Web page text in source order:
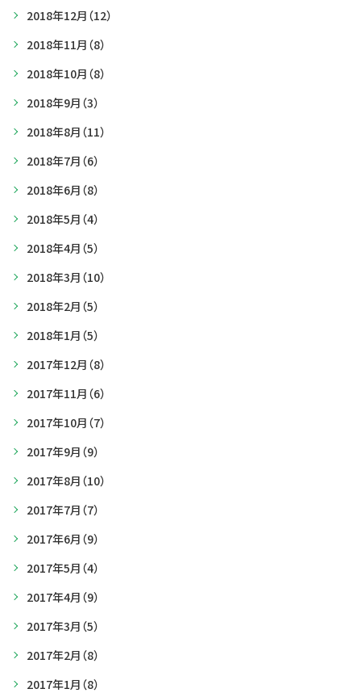
2018年12月 （12）
2018年11月 （8）
2018年10月 （8）
2018年9月 （3）
2018年8月 （11）
2018年7月 （6）
2018年6月 （8）
2018年5月 （4）
2018年4月 （5）
2018年3月 （10）
2018年2月 （5）
2018年1月 （5）
2017年12月 （8）
2017年11月 （6）
2017年10月 （7）
2017年9月 （9）
2017年8月 （10）
2017年7月 （7）
2017年6月 （9）
2017年5月 （4）
2017年4月 （9）
2017年3月 （5）
2017年2月 （8）
2017年1月 （8）